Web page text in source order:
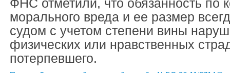
ФНС отметили, что обязанность по
морального вреда и ее размер
судом с учетом степени вины
физических или нравственных
потерпевшего.